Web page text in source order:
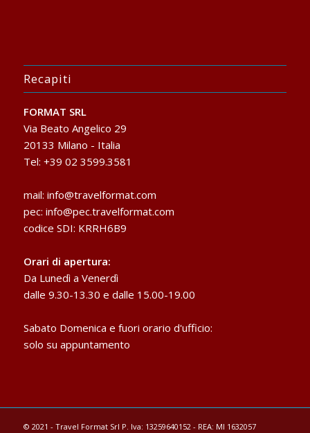
Recapiti
FORMAT SRL
Via Beato Angelico 29
20133 Milano - Italia
Tel: +39 02 3599.3581
mail: info@travelformat.com
pec: info@pec.travelformat.com
codice SDI: KRRH6B9
Orari di apertura:
Da Lunedì a Venerdì
dalle 9.30-13.30 e dalle 15.00-19.00
Sabato Domenica e fuori orario d'ufficio:
solo su appuntamento
© 2021 - Travel Format Srl P. Iva: 13259640152 - REA: MI 1632057